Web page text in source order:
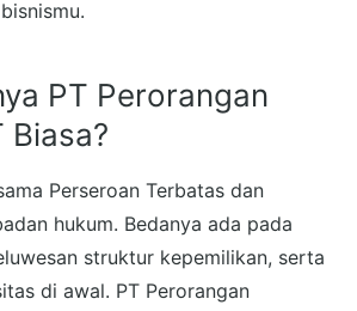
PT Perorangan
Biasa?
Perseroan Terbatas dan
hukum. Bedanya ada pada
struktur kepemilikan, serta
di awal. PT Perorangan